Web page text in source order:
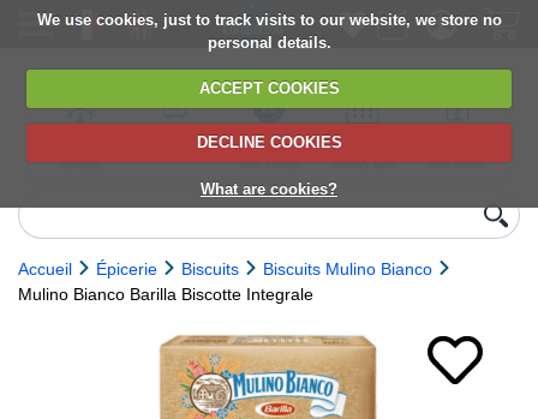
We use cookies, just to track visits to our website, we store no
personal details.
ACCEPT COOKIES
DECLINE COOKIES
What are cookies?
delivery
6,000+ products
Direct import
from Europe
Choose your
delivery date
next orders
Accueil Épicerie Biscuits
Biscuits Mulino Bianco
Mulino Bianco Barilla Biscotte Integrale